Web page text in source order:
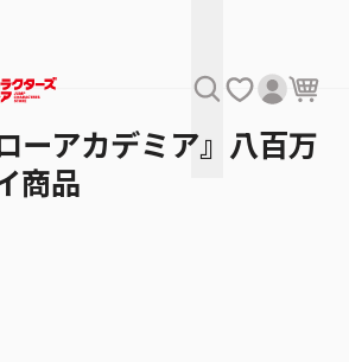
ーアカデミア』八百万
商品